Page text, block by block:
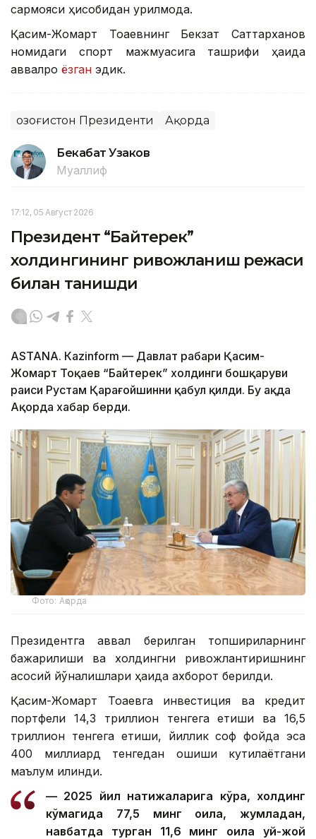
сармояси ҳисобидан қурилмоқда.
Қасим-Жомарт Тоқаевнинг Бекзат Саттарханов
номидаги спорт мажмуасига ташрифи ҳақида
аввалроқ ёзган эдик.
Қозоғистон Президенти Ақорда
Бекабат Узаков
Муаллиф
17:12, 05 Август 2026
Президент “Байтерек”
холдингининг ривожланиш режаси
билан танишди
ASTANА. Каzinform — Давлат раҳбари Қасим-
Жомарт Тоқаев “Байтерек” холдинги бошқаруви
раиси Рустам Қарағойшинни қабул қилди. Бу ҳақда
Ақорда хабар берди.
Фото: Ақорда
Президентга аввал берилган топшириқларнинг
бажарилиши ва холдингни ривожлантиришнинг
асосий йўналишлари ҳақида ахборот берилди.
Қасим-Жомарт Тоқаевга инвестиция ва кредит
портфели 14,3 триллион тенгега етиши ва 16,5
триллион тенгега етиши, йиллик соф фойда эса
400 миллиард тенгедан ошиши кутилаётгани
маълум қилинди.
— 2025 йил натижаларига кўра, холдинг
кўмагида 77,5 минг оила, жумладан,
навбатда турган 11,6 минг оила уй-жой